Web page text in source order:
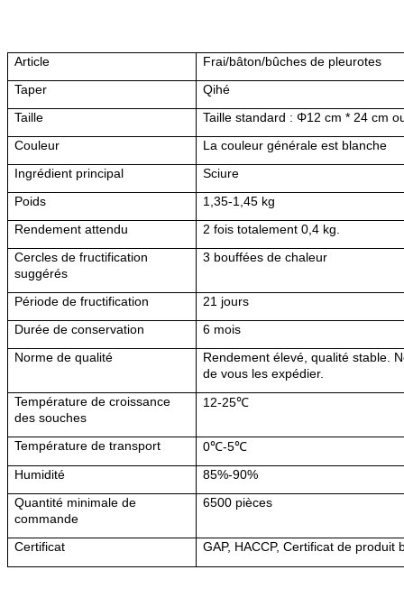
Article
Frai/bâton/bûches de pleurotes
Taper
Qihé
Taille
Taille standard : Φ12 cm * 24 cm
Couleur
La couleur générale est blanche
Ingrédient principal
Sciure
Poids
1,35-1,45 kg
Rendement attendu
2 fois totalement 0,4 kg.
Cercles de fructification
suggérés
3 bouffées de chaleur
Période de fructification
21 jours
Durée de conservation
6 mois
Norme de qualité
Rendement élevé, qualité stable.
de vous les expédier.
Température de croissance
des souches
12-25℃
Température de transport
0℃-5℃
Humidité
85%-90%
Quantité minimale de
commande
6500 pièces
Certificat GAP, HACCP, Certificat de produit